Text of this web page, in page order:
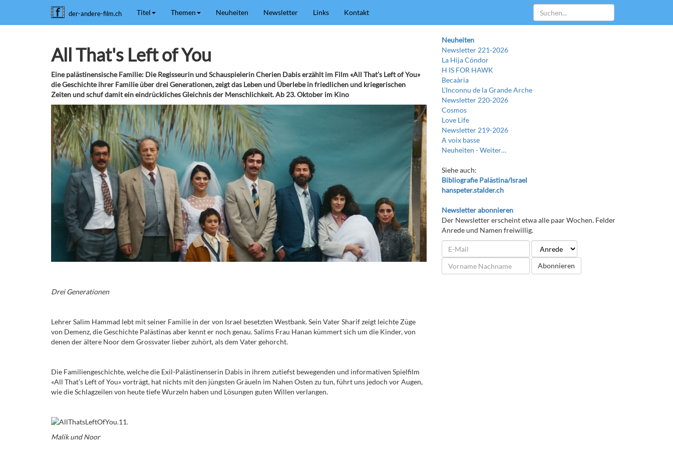
der-andere-film.ch Titel Themen Neuheiten Newsletter Links Kontakt
All That's Left of You
Eine palästinensische Familie: Die Regisseurin und Schauspielerin Cherien Dabis erzählt im Film «All That’s Left of You»
die Geschichte ihrer Familie über drei Generationen, zeigt das Leben und Überlebe in friedlichen und kriegerischen
Zeiten und schuf damit ein eindrückliches Gleichnis der Menschlichkeit. Ab 23. Oktober im Kino
Drei Generationen
Lehrer Salim Hammad lebt mit seiner Familie in der von Israel besetzten Westbank. Sein Vater Sharif zeigt leichte Züge
von Demenz, die Geschichte Palästinas aber kennt er noch genau. Salims Frau Hanan kümmert sich um die Kinder, von
denen der ältere Noor dem Grossvater lieber zuhört, als dem Vater gehorcht.
Die Familiengeschichte, welche die Exil-Palästinenserin Dabis in ihrem zutiefst bewegenden und informativen Spielfilm
«All That’s Left of You» vorträgt, hat nichts mit den jüngsten Gräueln im Nahen Osten zu tun, führt uns jedoch vor Augen,
wie die Schlagzeilen von heute tiefe Wurzeln haben und Lösungen guten Willen verlangen.
Malik und Noor
Neuheiten
Newsletter 221-2026
La Hija Cóndor
H IS FOR HAWK
Becaària
L’Inconnu de la Grande Arche
Newsletter 220-2026
Cosmos
Love Life
Newsletter 219-2026
A voix basse
Neuheiten -Weiter…
Siehe auch:
Bibliografie Palästina/Israel
hanspeter.stalder.ch
Newsletter abonnieren
Der Newsletter erscheint etwa alle paar Wochen. Felder
Anrede und Namen freiwillig.
Abonnieren